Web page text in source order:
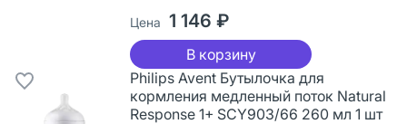
Цена 1 146 ₽
В корзину
Philips Avent Бутылочка для
кормления медленный поток Natural
Response 1+ SCY903/66 260 мл 1 шт